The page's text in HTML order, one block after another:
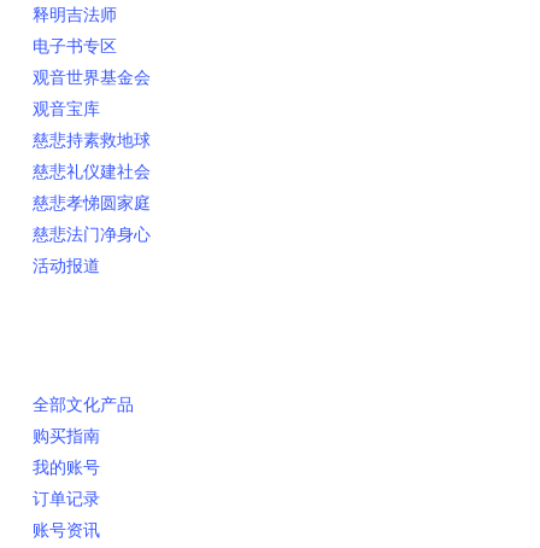
释明吉法师
电子书专区
观音世界基金会
观音宝库
慈悲持素救地球
慈悲礼仪建社会
慈悲孝悌圆家庭
慈悲法门净身心
活动报道
全部文化产品
购买指南
我的账号
订单记录
账号资讯